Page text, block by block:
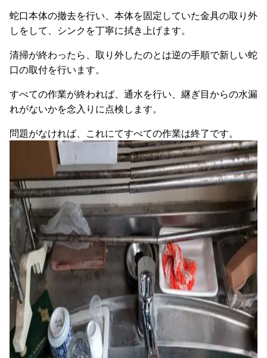
蛇口本体の撤去を行い、本体を固定していた金具の取り外
しをして、シンクを丁寧に拭き上げます。
清掃が終わったら、取り外したのとは逆の手順で新しい蛇
口の取付を行います。
すべての作業が終われば、通水を行い、継ぎ目からの水漏
れがないかを念入りに点検します。
問題がなければ、これにてすべての作業は終了です。